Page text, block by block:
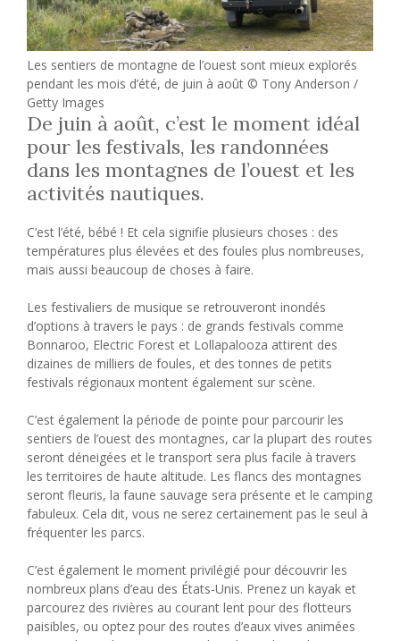
Les sentiers de montagne de l’ouest sont mieux explorés
pendant les mois d’été, de juin à août © Tony Anderson /
Getty Images
De juin à août, c’est le moment idéal
pour les festivals, les randonnées
dans les montagnes de l’ouest et les
activités nautiques.
C’est l’été, bébé ! Et cela signifie plusieurs choses : des
températures plus élevées et des foules plus nombreuses,
mais aussi beaucoup de choses à faire.
Les festivaliers de musique se retrouveront inondés
d’options à travers le pays : de grands festivals comme
Bonnaroo, Electric Forest et Lollapalooza attirent des
dizaines de milliers de foules, et des tonnes de petits
festivals régionaux montent également sur scène.
C’est également la période de pointe pour parcourir les
sentiers de l’ouest des montagnes, car la plupart des routes
seront déneigées et le transport sera plus facile à travers
les territoires de haute altitude. Les flancs des montagnes
seront fleuris, la faune sauvage sera présente et le camping
fabuleux. Cela dit, vous ne serez certainement pas le seul à
fréquenter les parcs.
C’est également le moment privilégié pour découvrir les
nombreux plans d’eau des États-Unis. Prenez un kayak et
parcourez des rivières au courant lent pour des flotteurs
paisibles, ou optez pour des routes d’eaux vives animées